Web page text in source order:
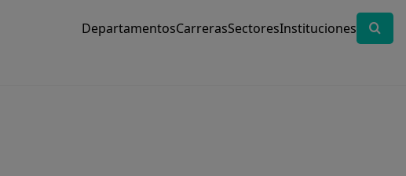
DepartamentosCarrerasSectoresInstituciones